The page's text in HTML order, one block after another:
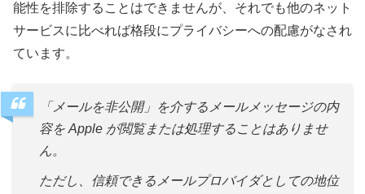
能性を排除することはできませんが、それでも他のネット
サービスに比べれば格段にプライバシーへの配慮がなされ
ています。
「メールを非公開」を介するメールメッセージの内
容を Apple が閲覧または処理することはありませ
ん。
ただし、信頼できるメールプロバイダとしての地位